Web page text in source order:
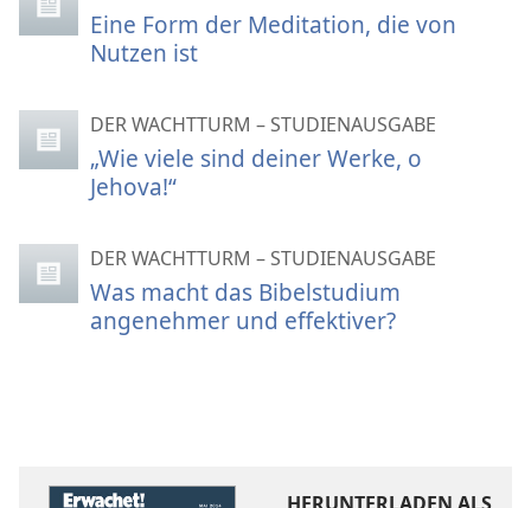
Eine Form der Meditation, die von
Nutzen ist
DER WACHTTURM – STUDIENAUSGABE
„Wie viele sind deiner Werke, o
Jehova!“
DER WACHTTURM – STUDIENAUSGABE
Was macht das Bibelstudium
angenehmer und effektiver?